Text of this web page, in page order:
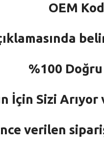
OEM
%100
İçin Sizi
verilen